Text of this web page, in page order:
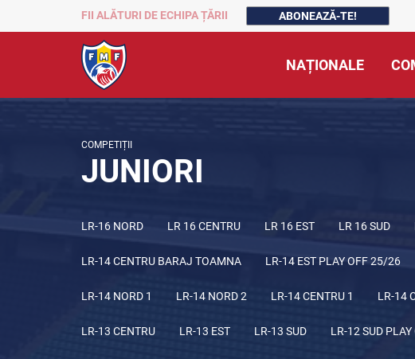
FII ALĂTURI DE ECHIPA ȚĂRII ABONEAZĂ-TE!
NAȚIONALE
COMPETIȚII
JUNIORI
LR-16 NORD LR 16 CENTRU LR 16 EST LR 16 SUD
LR-14 CENTRU BARAJ TOAMNA LR-14 EST PLAY OFF 25/26
LR-14 NORD 1 LR-14 NORD 2 LR-14 CENTRU 1 LR-14
LR-13 CENTRU LR-13 EST LR-13 SUD LR-12 SUD